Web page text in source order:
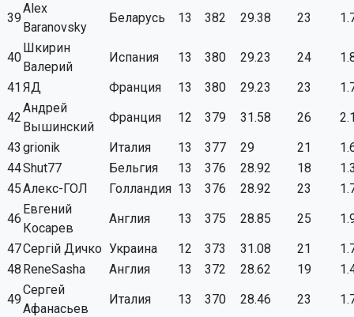
39
Alex
Baranovsky
Беларусь 13 382 29.38 23
40
Шкирин
Валерий
Испания 13 380 29.23 24
41 ЯД Франция 13 380 29.23 23
42
Андрей
Вышинский
Франция 12 379 31.58 26
43 grionik Италия 13 377 29 21
44Shut77 Бельгия 13 376 28.92 18
45Алекс-ГОЛ Голландия 13 376 28.92 23
46
Евгений
Косарев
Англия 13 375 28.85 25
47Сергій Дичко Украина 12 373 31.08 21
48 ReneSasha Англия 13 372 28.62 19
49
Сергей
Афанасьев
Италия 13 370 28.46 23